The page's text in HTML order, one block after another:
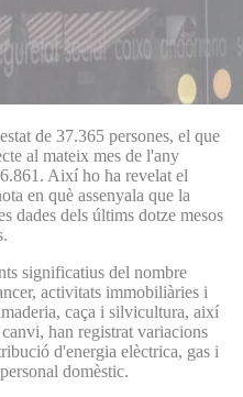
de 37.365 persones, el que
al mateix mes de l'any
Així ho ha revelat el
en què assenyala que la
dades dels últims dotze mesos
significatius del nombre
activitats immobiliàries i
caça i silvicultura, així
han registrat variacions
d'energia elèctrica, gas i
domèstic.